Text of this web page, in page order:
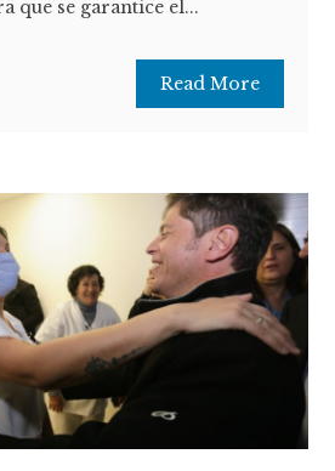
que se garantice el...
Read More